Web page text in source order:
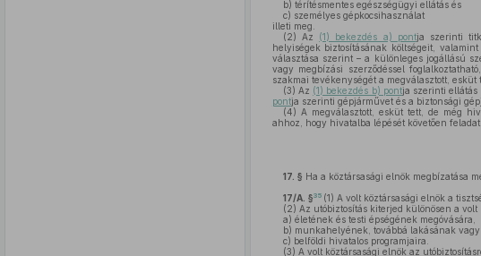
b) térítésmentes egészségügyi ellátás és
c) személyes gépkocsihasználat
illeti meg.
(2) Az (1) bekezdés a) pontja szerinti
helyiségek biztosításának költségeit,
választása szerint – a különleges jogállású
vagy megbízási szerződéssel
szakmai tevékenységét a megválasztott,
(3) Az (1) bekezdés b) pontja szerinti ellátás
pontja szerinti gépjárművet és a biztonsági
(4) A megválasztott, esküt tett, de még
ahhoz, hogy hivatalba lépését követően
17. § Ha a köztársasági elnök megbízatása
17/A. §35 (1) A volt köztársasági elnök a
(2) Az utóbiztosítás kiterjed különösen a volt
a) életének és testi épségének megóvására,
b) munkahelyének, továbbá lakásának
c) belföldi hivatalos programjaira.
(3) A volt köztársasági elnök az